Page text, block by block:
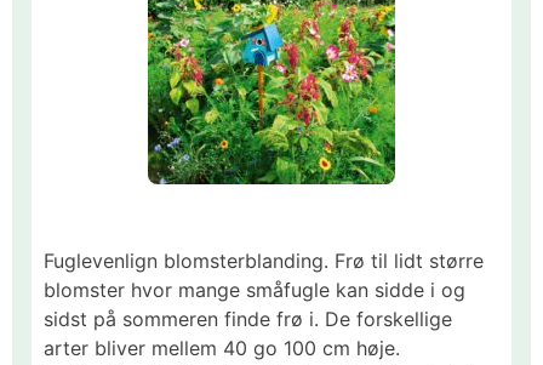
Fuglevenlign blomsterblanding. Frø til lidt større
blomster hvor mange småfugle kan sidde i og
sidst på sommeren finde frø i. De forskellige
arter bliver mellem 40 go 100 cm høje.